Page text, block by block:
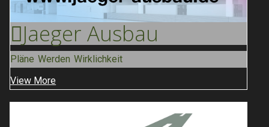
Jaeger Ausbau
Pläne Werden Wirklichkeit
View More